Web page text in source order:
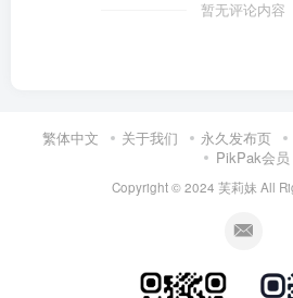
暂无评论内容
繁体中文 关于我们 永久发布页
PikPak会员
Copyright © 2024 芙莉妹 All